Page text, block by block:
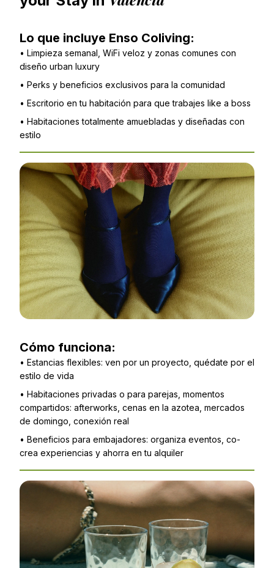
Lo que incluye Enso Coliving:
• Limpieza semanal, WiFi veloz y zonas comunes con
diseño urban luxury
• Perks y beneficios exclusivos para la comunidad
• Escritorio en tu habitación para que trabajes like a boss
• Habitaciones totalmente amuebladas y diseñadas con
estilo
Cómo funciona:
• Estancias flexibles: ven por un proyecto, quédate por el
estilo de vida
• Habitaciones privadas o para parejas, momentos
compartidos: afterworks, cenas en la azotea, mercados
de domingo, conexión real
• Beneficios para embajadores: organiza eventos, co-
crea experiencias y ahorra en tu alquiler